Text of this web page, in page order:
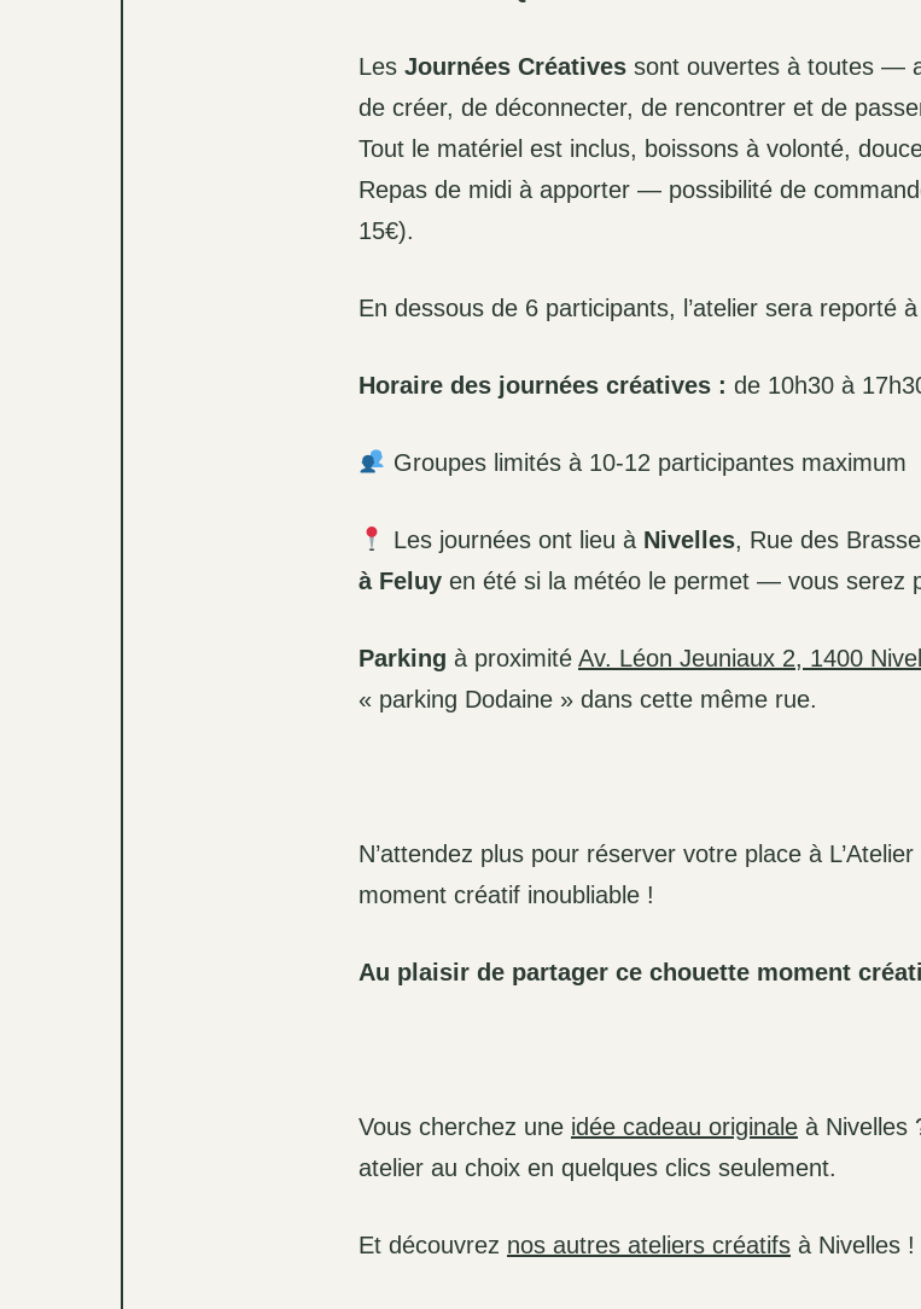
Les Journées Créatives sont ouvertes à toutes —
de créer, de déconnecter, de rencontrer et de
Tout le matériel est inclus, boissons à volonté,
Repas de midi à apporter — possibilité de
15€).
En dessous de 6 participants, l’atelier sera reporté
Horaire des journées créatives : de 10h30 à
Groupes limités à 10-12 participantes maximum
Les journées ont lieu à Nivelles, Rue des
à Feluy en été si la météo le permet — vous serez
Parking à proximité Av. Léon Jeuniaux 2, 1400
« parking Dodaine » dans cette même rue.
N’attendez plus pour réserver votre place à
moment créatif inoubliable !
Au plaisir de partager ce chouette moment
Vous cherchez une idée cadeau originale à Nivelles
atelier au choix en quelques clics seulement.
Et découvrez nos autres ateliers créatifs à Nivelles !